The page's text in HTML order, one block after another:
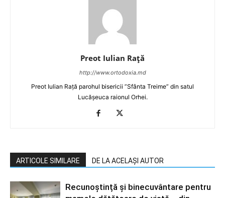
Preot Iulian Raţă
http://www.ortodoxia.md
Preot Iulian Rață parohul bisericii ”Sfânta Treime” din satul
Lucășeuca raionul Orhei.
ARTICOLE SIMILARE DE LA ACELAȘI AUTOR
Recunoștință și binecuvântare pentru